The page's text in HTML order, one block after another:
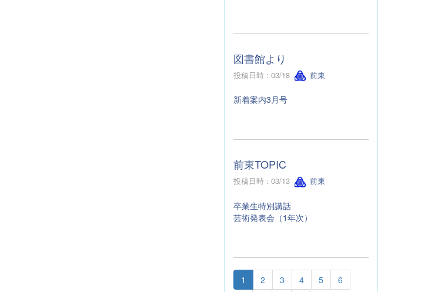
図書館より
投稿日時 : 03/18 前東
新着案内3月号
前東TOPIC
投稿日時 : 03/13 前東
卒業生特別講話
芸術発表会（1年次）
1 2 3 4 5
6